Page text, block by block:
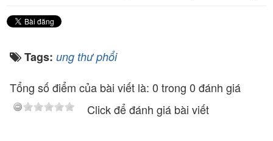
Tags: ung thư phổi
Tổng số điểm của bài viết là: 0 trong 0 đánh giá
Click để đánh giá bài viết